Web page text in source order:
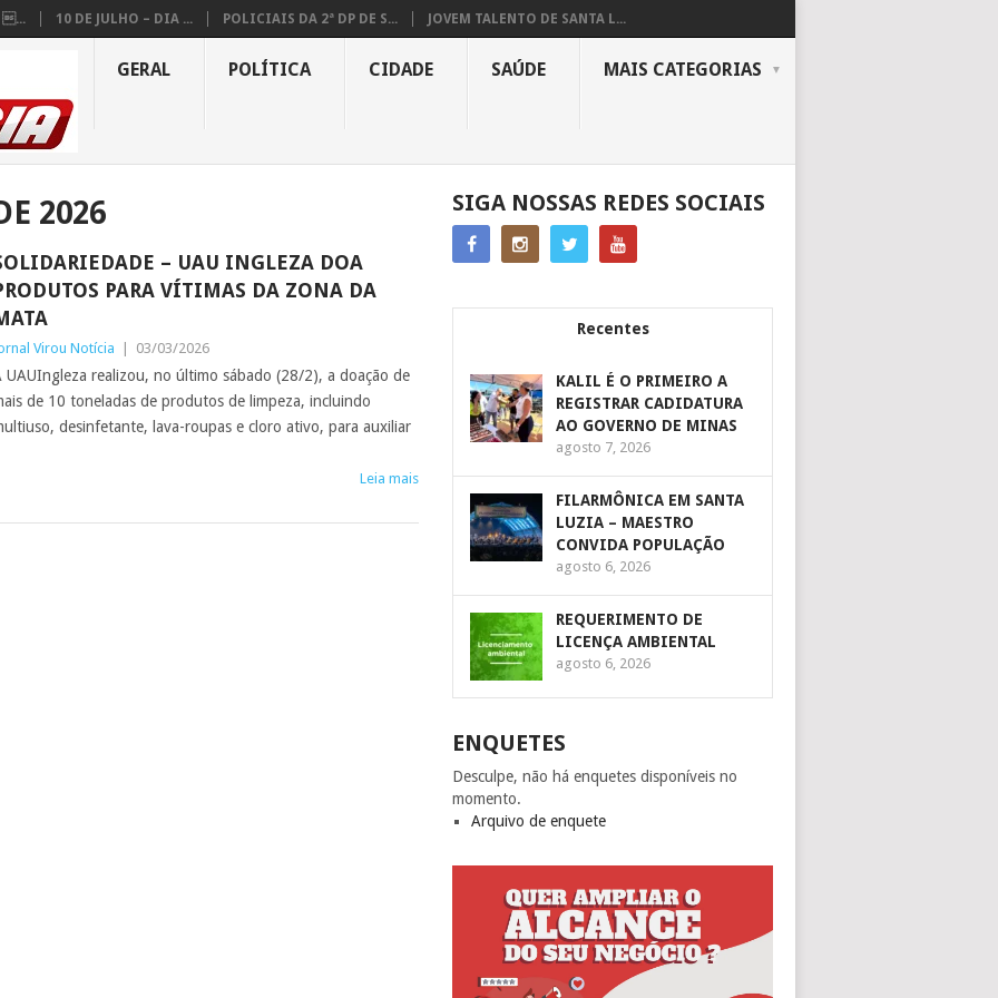
... 10 DE JULHO – DIA ... POLICIAIS DA 2ª DP DE S... JOVEM TALENTO DE SANTA L...
GERAL POLÍTICA CIDADE SAÚDE MAIS CATEGORIAS
2026
– UAU INGLEZA DOA
PARA VÍTIMAS DA ZONA DA
Virou Notícia 03/03/2026
UAUIngleza realizou, no último sábado (28/2), a doação de
de 10 toneladas de produtos de limpeza, incluindo
desinfetante, lava-roupas e cloro ativo, para auxiliar
Leia mais
SIGA NOSSAS REDES SOCIAIS
Recentes
KALIL É O PRIMEIRO A
REGISTRAR CADIDATURA
AO GOVERNO DE MINAS
agosto 7, 2026
FILARMÔNICA EM SANTA
LUZIA – MAESTRO
CONVIDA POPULAÇÃO
agosto 6, 2026
REQUERIMENTO DE
LICENÇA AMBIENTAL
agosto 6, 2026
ENQUETES
Desculpe, não há enquetes disponíveis no
momento.
Arquivo de enquete